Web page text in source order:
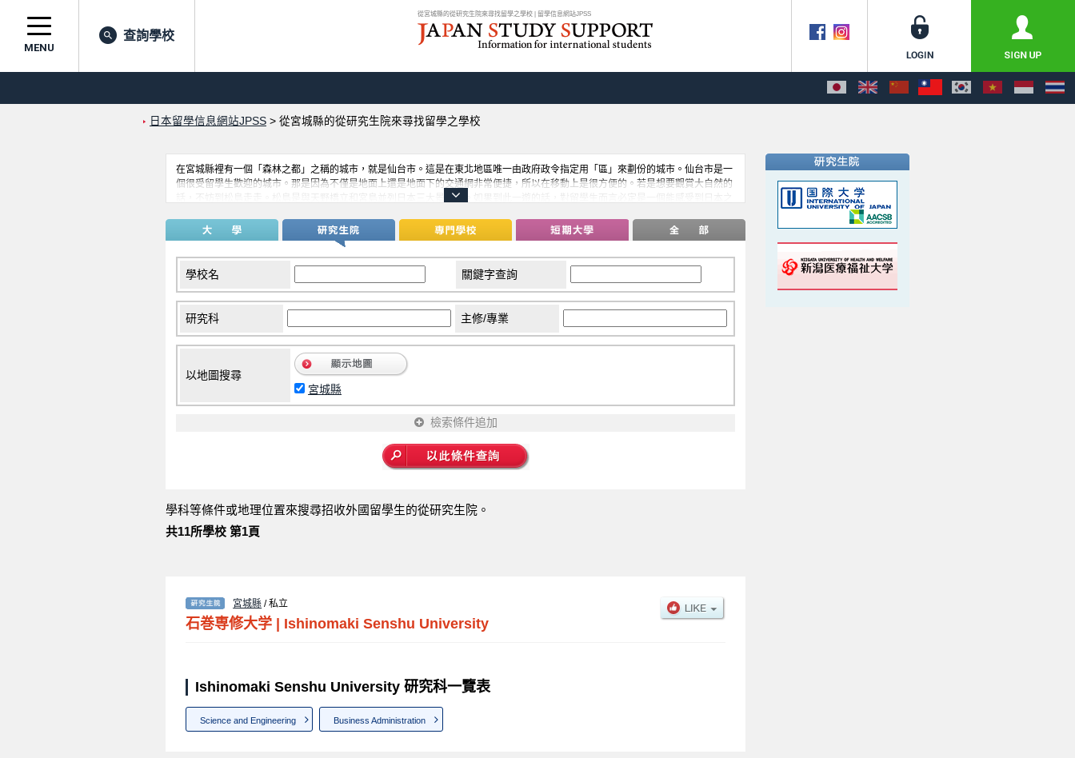
從宮城縣的從研究生院來尋找留學之學校 | 留學信息網站JPSS
MENU
查詢學校
日本留學信息網站JPSS > 從宮城縣的從研究生院來尋找留學之學校
在宮城縣裡有一個「森林之都」之稱的城市，就是仙台市。這是在東北地區唯一由政府政令指定用「區」來劃份的城市。仙台市是一
個很受留學生歡迎的城市。那是因為不僅是地面上還是地面下的交通網非常便捷，所以在移動上是很方便的。若是想要觀賞大自然的
話，不妨到松島走走。松島是與天野橋立和宮島並列日本三大景之一。如果到此一遊的話，對留學生而言必定是一個能感受到日本之
學校名 關鍵字查詢
研究科 主修/專業
以地圖搜尋
宮城縣
檢索條件追加
學科等條件或地理位置來搜尋招收外國留學生的從研究生院。
共11所學校 第1頁
宮城縣 / 私立
石巻専修大学 Ishinomaki Senshu University
Ishinomaki Senshu University 研究科一覽表
Science and Engineering Business Administration